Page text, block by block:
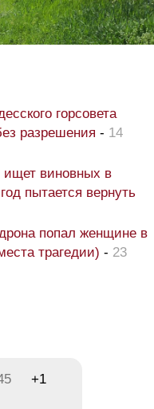
горсовета
разрешения - 14
ищет виновных в
пытается вернуть
попал женщине в
трагедии) - 23
+1